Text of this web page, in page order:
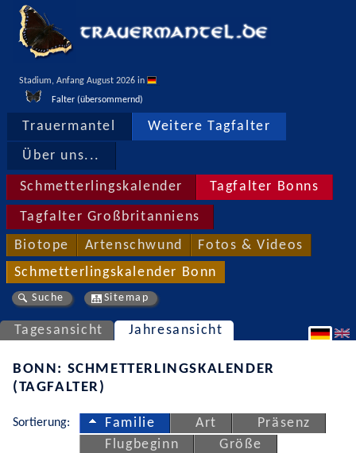
Stadium, Anfang August 2026 in
Falter (übersommernd)
Trauermantel Weitere Tagfalter
Über uns...
Schmetterlingskalender Tagfalter Bonns
Tagfalter Großbritanniens
Biotope Artenschwund Fotos & Videos
Schmetterlingskalender Bonn
Suche Sitemap
Tagesansicht Jahresansicht
BONN: SCHMETTERLINGSKALENDER
(TAGFALTER)
Sortierung: Familie Art
Präsenz
Flugbeginn
Größe